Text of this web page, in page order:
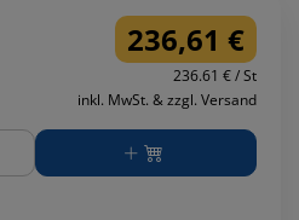
236,61 €
236.61 € / St
inkl. MwSt. & zzgl. Versand